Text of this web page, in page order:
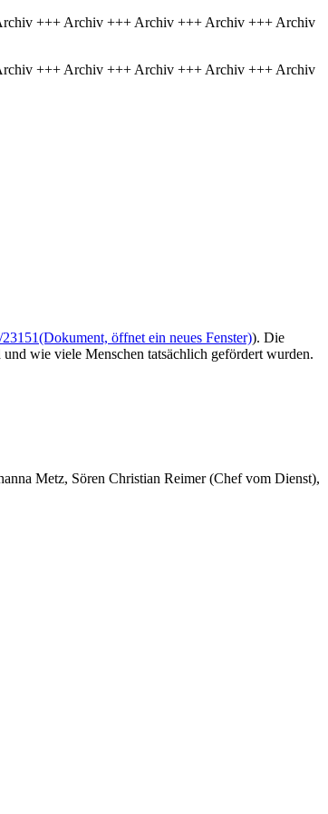
+++ Archiv +++ Archiv +++ Archiv +++ Archiv
+++ Archiv +++ Archiv +++ Archiv +++ Archiv
(Dokument, öffnet ein neues Fenster)). Die
wie viele Menschen tatsächlich gefördert wurden.
Metz, Sören Christian Reimer (Chef vom Dienst),